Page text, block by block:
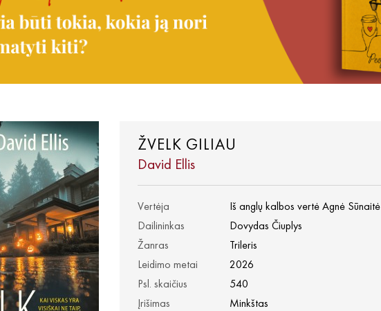
ŽVELK GILIAU
David Ellis
Vertėja
Iš anglų kalbos vertė Agnė Sūnaitė
Dailininkas
Dovydas Čiuplys
Žanras
Trileris
Leidimo metai
2026
Psl. skaičius
540
Įrišimas
Minkštas